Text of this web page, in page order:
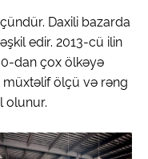
Daxili bazarda
edir. 2013-cü ilin
dan çox ölkəyə
müxtəlif ölçü və rəng
olunur.